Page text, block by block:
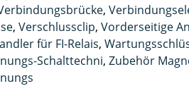
,
,Verschlussclip,Vorderseitige
für FI-Relais,
Schalttechni,Zubehör